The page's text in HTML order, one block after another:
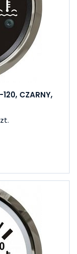
CZARNY,